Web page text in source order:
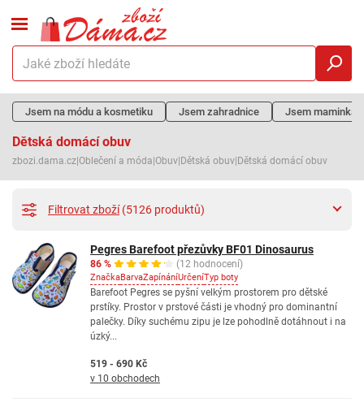
Jsem na módu a kosmetiku Jsem zahradnice Jsem maminka
Dětská domácí obuv
zbozi.dama.cz Oblečení a móda Obuv Dětská obuv Dětská domácí obuv
Pegres Barefoot přezůvky BF01 Dinosaurus
86 % (12 hodnocení)
ZnačkaBarvaZapínáníUrčeníTyp boty
Barefoot Pegres se pyšní velkým prostorem pro dětské
prstíky. Prostor v prstové části je vhodný pro dominantní
palečky. Díky suchému zipu je lze pohodlně dotáhnout i na
úzký...
519 - 690 Kč
v 10 obchodech
Filtrovat zboží (5126 produktů)